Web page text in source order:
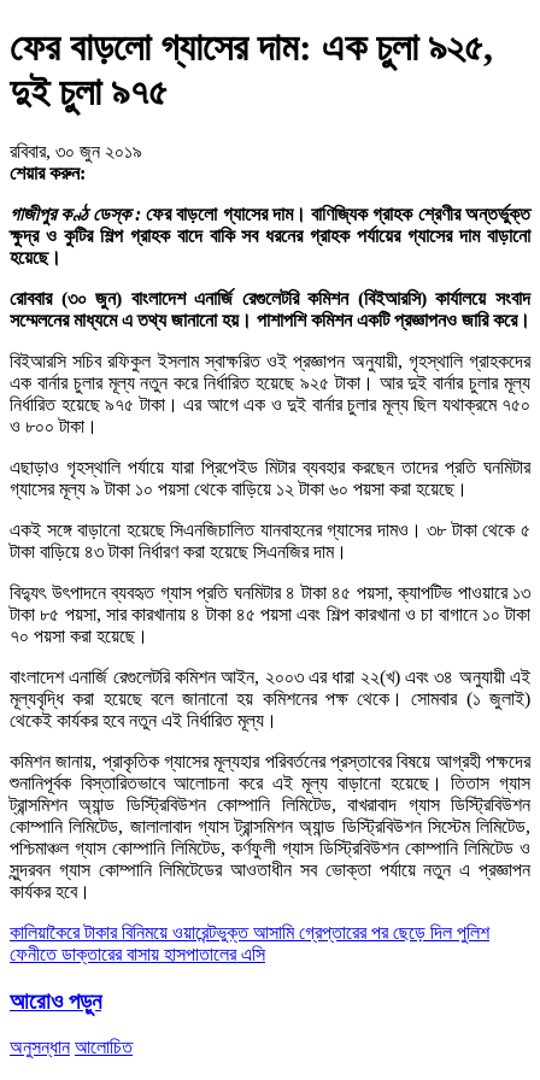
ফের বাড়লো গ্যাসের দাম: এক চুলা ৯২৫,
দুই চুলা ৯৭৫
রবিবার, ৩০ জুন ২০১৯
শেয়ার করুন:
গাজীপুর কণ্ঠ ডেস্ক :ফের বাড়লো গ্যাসের দাম। বাণিজ্যিক গ্রাহক শ্রেণীর অন্তর্ভুক্ত
ক্ষুদ্র ও কুটির শিল্প গ্রাহক বাদে বাকি সব ধরনের গ্রাহক পর্যায়ের গ্যাসের দাম বাড়ানো
হয়েছে।
রোববার (৩০ জুন) বাংলাদেশ এনার্জি রেগুলেটরি কমিশন (বিইআরসি) কার্যালয়ে সংবাদ
সম্মেলনের মাধ্যমে এ তথ্য জানানো হয়। পাশাপশি কমিশন একটি প্রজ্ঞাপনও জারি করে।
বিইআরসি সচিব রফিকুল ইসলাম স্বাক্ষরিত ওই প্রজ্ঞাপন অনুযায়ী, গৃহস্থালি গ্রাহকদের
এক বার্নার চুলার মূল্য নতুন করে নির্ধারিত হয়েছে ৯২৫ টাকা। আর দুই বার্নার চুলার মূল্য
নির্ধারিত হয়েছে ৯৭৫ টাকা। এর আগে এক ও দুই বার্নার চুলার মূল্য ছিল যথাক্রমে ৭৫০
ও ৮০০ টাকা।
এছাড়াও গৃহস্থালি পর্যায়ে যারা প্রিপেইড মিটার ব্যবহার করছেন তাদের প্রতি ঘনমিটার
গ্যাসের মূল্য ৯ টাকা ১০ পয়সা থেকে বাড়িয়ে ১২ টাকা ৬০ পয়সা করা হয়েছে।
একই সঙ্গে বাড়ানো হয়েছে সিএনজিচালিত যানবাহনের গ্যাসের দামও। ৩৮ টাকা থেকে ৫
টাকা বাড়িয়ে ৪৩ টাকা নির্ধারণ করা হয়েছে সিএনজির দাম।
বিদ্যুৎ উৎপাদনে ব্যবহৃত গ্যাস প্রতি ঘনমিটার ৪ টাকা ৪৫ পয়সা, ক্যাপটিভ পাওয়ারে ১৩
টাকা ৮৫ পয়সা, সার কারখানায় ৪ টাকা ৪৫ পয়সা এবং শিল্প কারখানা ও চা বাগানে ১০ টাকা
৭০ পয়সা করা হয়েছে।
বাংলাদেশ এনার্জি রেগুলেটরি কমিশন আইন, ২০০৩ এর ধারা ২২(খ) এবং ৩৪ অনুযায়ী এই
মূল্যবৃদ্ধি করা হয়েছে বলে জানানো হয় কমিশনের পক্ষ থেকে। সোমবার (১ জুলাই)
থেকেই কার্যকর হবে নতুন এই নির্ধারিত মূল্য।
কমিশন জানায়, প্রাকৃতিক গ্যাসের মূল্যহার পরিবর্তনের প্রস্তাবের বিষয়ে আগ্রহী পক্ষদের
শুনানিপূর্বক বিস্তারিতভাবে আলোচনা করে এই মূল্য বাড়ানো হয়েছে। তিতাস গ্যাস
ট্রান্সমিশন অ্যান্ড ডিস্ট্রিবিউশন কোম্পানি লিমিটেড, বাখরাবাদ গ্যাস ডিস্ট্রিবিউশন
কোম্পানি লিমিটেড, জালালাবাদ গ্যাস ট্রান্সমিশন অ্যান্ড ডিস্ট্রিবিউশন সিস্টেম লিমিটেড,
পশ্চিমাঞ্চল গ্যাস কোম্পানি লিমিটেড, কর্ণফুলী গ্যাস ডিস্ট্রিবিউশন কোম্পানি লিমিটেড ও
সুন্দরবন গ্যাস কোম্পানি লিমিটেডের আওতাধীন সব ভোক্তা পর্যায়ে নতুন এ প্রজ্ঞাপন
কার্যকর হবে।
Post
navigation
কালিয়াকৈরে টাকার বিনিময়ে ওয়ারেন্টভুক্ত আসামি গ্রেপ্তারের পর ছেড়ে দিল পুলিশ
ফেনীতে ডাক্তারের বাসায় হাসপাতালের এসি
আরোও পড়ুন
অনুসন্ধান আলোচিত